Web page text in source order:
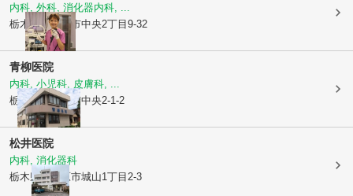
内科, 外科, 消化器内科, ...
栃木県大田原市中央2丁目9-32
青柳医院
内科, 小児科, 皮膚科, ...
栃木県大田原市中央2-1-2
松井医院
内科, 消化器科
栃木県大田原市城山1丁目2-3